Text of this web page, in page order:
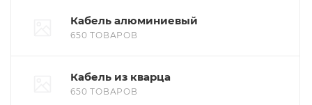
Кабель алюминиевый
650 ТОВАРОВ
Кабель из кварца
650 ТОВАРОВ